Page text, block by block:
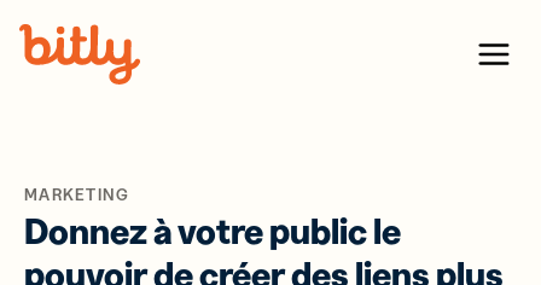
Menu
MARKETING
Donnez à votre public le
pouvoir de créer des liens plus